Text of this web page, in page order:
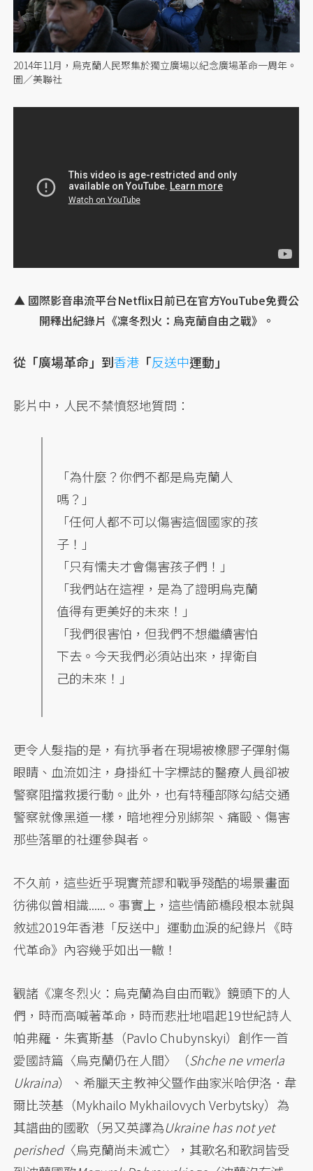
2014年11月，烏克蘭人民聚集於獨立廣場以紀念廣場革命一周年。
圖／美聯社
▲ 國際影音串流平台Netflix日前已在官方YouTube免費公
開釋出紀錄片《凜冬烈火：烏克蘭自由之戰》。
從「廣場革命」到香港 「反送中運動」
影片中，人民不禁憤怒地質問：
「為什麼？你們不都是烏克蘭人
嗎？」
「任何人都不可以傷害這個國家的孩
子！」
「只有懦夫才會傷害孩子們！」
「我們站在這裡，是為了證明烏克蘭
值得有更美好的未來！」
「我們很害怕，但我們不想繼續害怕
下去。今天我們必須站出來，捍衛自
己的未來！」
更令人髮指的是，有抗爭者在現場被橡膠子彈射傷
眼睛、血流如注，身掛紅十字標誌的醫療人員卻被
警察阻擋救援行動。此外，也有特種部隊勾結交通
警察就像黑道一樣，暗地裡分別綁架、痛毆、傷害
那些落單的社運參與者。
不久前，這些近乎現實荒謬和戰爭殘酷的場景畫面
彷彿似曾相識......。事實上，這些情節橋段根本就與
敘述2019年香港「反送中」運動血淚的紀錄片《時
代革命》內容幾乎如出一轍！
觀諸《凜冬烈火：烏克蘭為自由而戰》鏡頭下的人
們，時而高喊著革命，時而悲壯地唱起19世紀詩人
帕弗羅．朱賓斯基（Pavlo Chubynskyi）創作一首
愛國詩篇〈烏克蘭仍在人間〉（Shche ne vmerla
Ukraina）、希臘天主教神父暨作曲家米哈伊洛．韋
爾比茨基（Mykhailo Mykhailovych Verbytsky）為
其譜曲的國歌（另又英譯為Ukraine has not yet
perished〈烏克蘭尚未滅亡〉，其歌名和歌詞皆受